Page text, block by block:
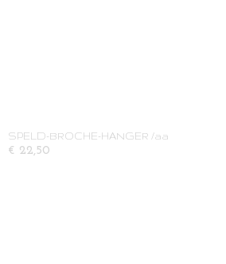
SPELD-BROCHE-HANGER /aa
€ 22,50